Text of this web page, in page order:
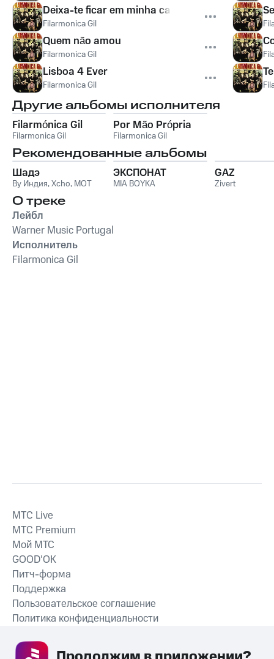
Deixa-te ficar em minha casa
Filarmonica Gil
Quem não amou
Filarmonica Gil
Lisboa 4 Ever
Filarmonica Gil
Другие альбомы исполнителя
Filarmónica Gil
Filarmonica Gil
Por Mão Própria
Filarmonica Gil
Рекомендованные альбомы
Шадэ
By Индия,Xcho, MOT
ЭКСПОНАТ
MIA BOYKA
GAZ
Zivert
О треке
Лейбл
Warner Music Portugal
Исполнитель
Filarmonica Gil
СКАЧАТЬ ПРИЛОЖЕНИЕ
MTС Live
MTС Premium
Мой МТС
GOOD’OK
Питч-форма
Поддержка
Пользовательское соглашение
Политика конфиденциальности